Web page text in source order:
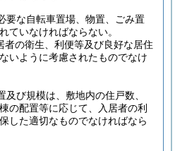
要な自転車置場、物置、ごみ置
ていなければならない。
者の衛生、利便等及び良好な居住
いように考慮されたものでなけ
及び規模は、敷地内の住戸数、
の配置等に応じて、入居者の利
した適切なものでなければなら